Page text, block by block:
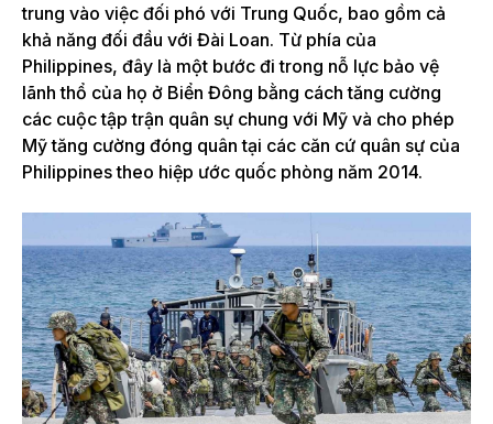
trung vào việc đối phó với Trung Quốc, bao gồm cả
khả năng đối đầu với Đài Loan. Từ phía của
Philippines, đây là một bước đi trong nỗ lực bảo vệ
lãnh thổ của họ ở Biển Đông bằng cách tăng cường
các cuộc tập trận quân sự chung với Mỹ và cho phép
Mỹ tăng cường đóng quân tại các căn cứ quân sự của
Philippines theo hiệp ước quốc phòng năm 2014.